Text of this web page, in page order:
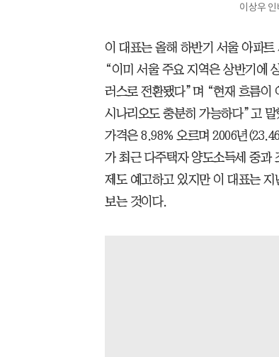
이상우
이 대표는 올해 하반기 서울 아파
“이미 서울 주요 지역은 상반기에
러스로 전환됐다”며 “현재 흐름이
시나리오도 충분히 가능하다”고
가격은 8.98% 오르며 2006년
가 최근 다주택자 양도소득세 중과
제도 예고하고 있지만 이 대표는
보는 것이다.